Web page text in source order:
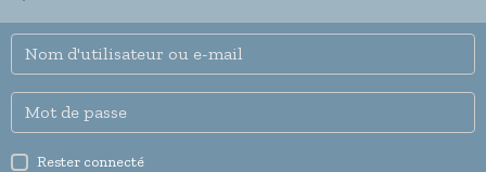
Rester connecté